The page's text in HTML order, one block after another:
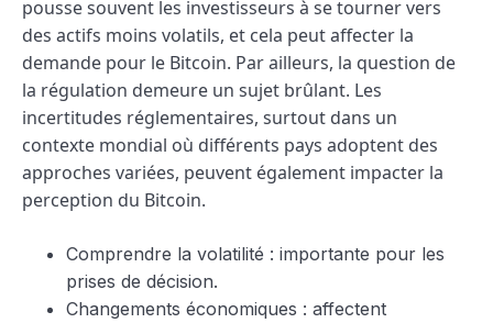
pousse souvent les investisseurs à se tourner vers
des actifs moins volatils, et cela peut affecter la
demande pour le Bitcoin. Par ailleurs, la question de
la régulation demeure un sujet brûlant. Les
incertitudes réglementaires, surtout dans un
contexte mondial où différents pays adoptent des
approches variées, peuvent également impacter la
perception du Bitcoin.
Comprendre la volatilité : importante pour les
prises de décision.
Changements économiques : affectent